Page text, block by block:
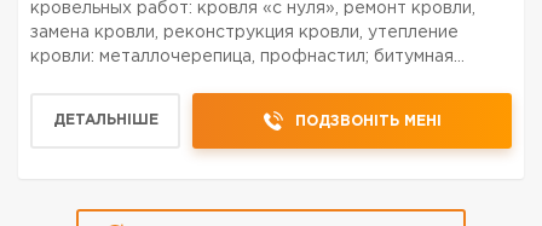
кровельных работ: кровля «с нуля», ремонт кровли,
замена кровли, реконструкция кровли, утепление
кровли: металлочерепица, профнастил; битумная
свес...
ДЕТАЛЬНІШЕ ПОДЗВОНІТЬ МЕНІ